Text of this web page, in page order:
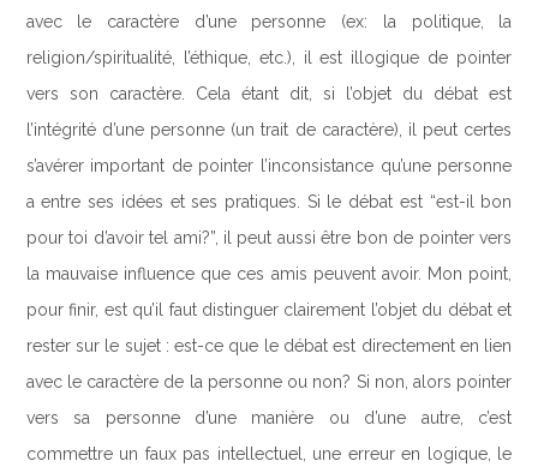
avec le caractère d’une personne (ex: la politique, la
religion/spiritualité, l’éthique, etc.), il est illogique de pointer
vers son caractère. Cela étant dit, si l’objet du débat est
l’intégrité d’une personne (un trait de caractère), il peut certes
s’avérer important de pointer l’inconsistance qu’une personne
a entre ses idées et ses pratiques. Si le débat est “est-il bon
pour toi d’avoir tel ami?”, il peut aussi être bon de pointer vers
la mauvaise influence que ces amis peuvent avoir. Mon point,
pour finir, est qu’il faut distinguer clairement l’objet du débat et
rester sur le sujet : est-ce que le débat est directement en lien
avec le caractère de la personne ou non? Si non, alors pointer
vers sa personne d’une manière ou d’une autre, c’est
commettre un faux pas intellectuel, une erreur en logique, le